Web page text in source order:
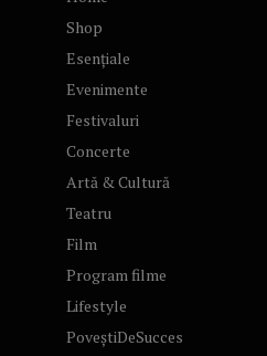
Shop
Esențiale
Evenimente
Festivaluri
Concerte
Artă & Cultură
Teatru
Film
Program filme
Lifestyle
PoveștiDeSucces